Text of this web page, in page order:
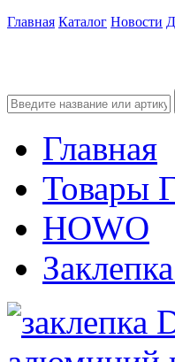
Главная Каталог Новости
Главная
Товары
HOWO